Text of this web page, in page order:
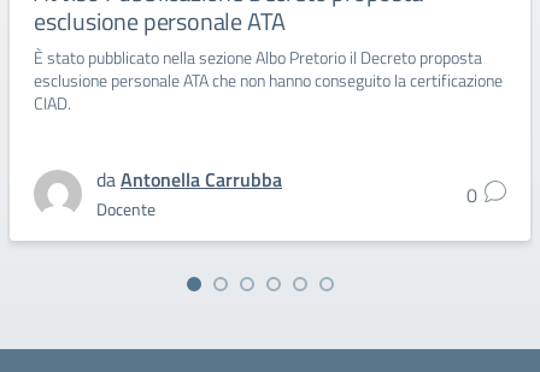
esclusione personale ATA
È stato pubblicato nella sezione Albo Pretorio il Decreto proposta
esclusione personale ATA che non hanno conseguito la certificazione
CIAD.
daAntonella Carrubba
Docente 0